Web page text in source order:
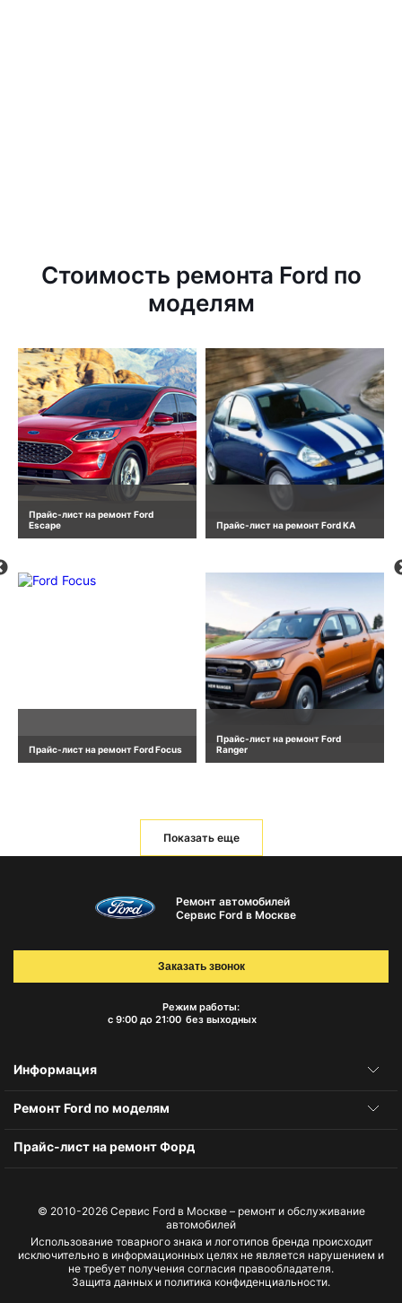
Стоимость ремонта Ford по
моделям
Прайс-лист на ремонт Ford
Escape
Прайс-лист на ремонт Ford Focus
Прайс-лист на ремонт Ford KA
Прайс-лист на ремонт Ford
Ranger
Показать еще
Ремонт автомобилей
Сервис Ford в Москве
Режим работы:
с 9:00 до 21:00 без выходных
Заказать звонок
Информация
Ремонт Ford по моделям
Прайс-лист на ремонт Форд
© 2010-2026 Сервис Ford в Москве – ремонт и обслуживание
автомобилей
Использование товарного знака и логотипов бренда происходит
исключительно в информационных целях не является нарушением и
не требует получения согласия правообладателя.
Защита данных и политика конфиденциальности.